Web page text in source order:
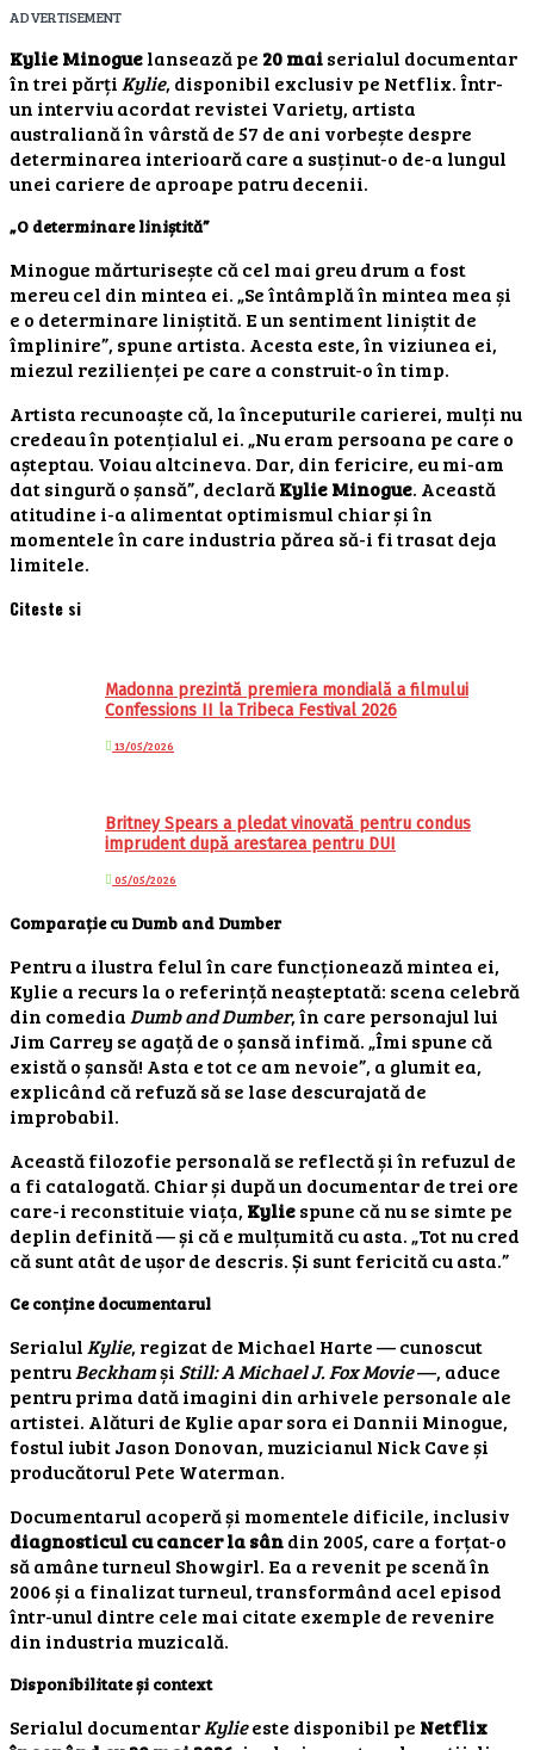
ADVERTISEMENT
Kylie Minoguelansează pe 20 maiserialul documentar
în trei părți Kylie, disponibil exclusiv pe Netflix. Într-
un interviu acordat revistei Variety, artista
australiană în vârstă de 57 de ani vorbește despre
determinarea interioară care a susținut-o de-a lungul
unei cariere de aproape patru decenii.
„O determinare liniștită”
Minogue mărturisește că cel mai greu drum a fost
mereu cel din mintea ei. „Se întâmplă în mintea mea și
e o determinare liniștită. E un sentiment liniștit de
împlinire”, spune artista. Acesta este, în viziunea ei,
miezul rezilienței pe care a construit-o în timp.
Artista recunoaște că, la începuturile carierei, mulți nu
credeau în potențialul ei. „Nu eram persoana pe care o
așteptau. Voiau altcineva. Dar, din fericire, eu mi-am
dat singură o șansă”, declarăKylie Minogue. Această
atitudine i-a alimentat optimismul chiar și în
momentele în care industria părea să-i fi trasat deja
limitele.
Citeste si
Madonna prezintă premiera mondială a filmului
Confessions II la Tribeca Festival 2026
13/05/2026
Britney Spears a pledat vinovată pentru condus
imprudent după arestarea pentru DUI
05/05/2026
Comparație cu Dumb and Dumber
Pentru a ilustra felul în care funcționează mintea ei,
Kylie a recurs la o referință neașteptată: scena celebră
din comedia Dumb and Dumber, în care personajul lui
Jim Carrey se agață de o șansă infimă. „Îmi spune că
există o șansă! Asta e tot ce am nevoie”, a glumit ea,
explicând că refuză să se lase descurajată de
improbabil.
Această filozofie personală se reflectă și în refuzul de
a fi catalogată. Chiar și după un documentar de trei ore
care-i reconstituie viața, Kyliespune că nu se simte pe
deplin definită — și că e mulțumită cu asta. „Tot nu cred
că sunt atât de ușor de descris. Și sunt fericită cu asta.”
Ce conține documentarul
Serialul Kylie, regizat de Michael Harte — cunoscut
pentruBeckhamși Still: A Michael J. Fox Movie—, aduce
pentru prima dată imagini din arhivele personale ale
artistei. Alături de Kylie apar sora ei Dannii Minogue,
fostul iubit Jason Donovan, muzicianul Nick Cave și
producătorul Pete Waterman.
Documentarul acoperă și momentele dificile, inclusiv
diagnosticul cu cancer la sândin 2005, care a forțat-o
să amâne turneul Showgirl. Ea a revenit pe scenă în
2006 și a finalizat turneul, transformând acel episod
într-unul dintre cele mai citate exemple de revenire
din industria muzicală.
Disponibilitate și context
Serialul documentarKylieeste disponibil pe Netflix